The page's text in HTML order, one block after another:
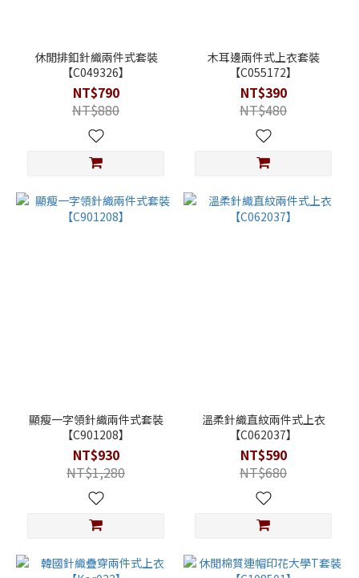
休閒排釦針織兩件式套裝
【C049326】
NT$790
NT$880
木耳邊兩件式上衣套裝
【C055172】
NT$390
NT$480
顯瘦一字領針織兩件式套裝
【C901208】
NT$930
NT$1,280
溫柔針織直紋兩件式上衣
【C062037】
NT$590
NT$680